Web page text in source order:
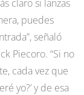
claro si lanzas
puedes
señaló
Piecoro. “Si no
cada vez que
yo?’ y de esa